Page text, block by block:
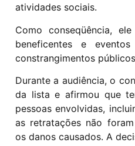
atividades sociais.
Como conseqüência,
beneficentes e
constrangimentos
Durante a audiência, o
da lista e afirmou que
pessoas envolvidas,
as retratações não
os danos causados. A